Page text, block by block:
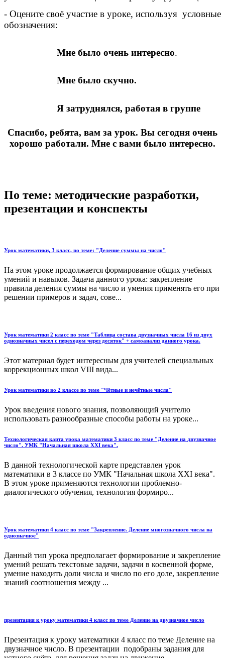
- Оцените своё участие в уроке, используя условные
обозначения:
Мне было очень интересно.
Мне было скучно.
Я затруднялся, работая в группе
Спасибо, ребята, вам за урок. Вы сегодня очень
хорошо работали. Мне с вами было интересно.
По теме: методические разработки,
презентации и конспекты
Урок математики, 3 класс, по теме: "Деление суммы на число"
На этом уроке продолжается формирование общих учебных
умений и навыков. Задача данного урока: закрепление
правила деления суммы на число и умения применять его при
решении примеров и задач, сове...
Урок математики 2 класс по теме "Таблица состава двузначных числа 16 из двух
однозначных чисел с переходом через десяток" + самоанализ данного урока.
Этот материал будет интересным для учителей специальных
коррекционных школ VIII вида...
Урок математики во 2 классе по теме "Чётные и нечётные числа"
Урок введения нового знания, позволяющий учителю
использовать разнообразные способы работы на уроке...
Технологическая карта урока математики 3 класс по теме "Деление на двузначное
число". УМК "Начальная школа XXI века".
В данной технологической карте представлен урок
математики в 3 классе по УМК "Начальная школа XXI века".
В этом уроке применяются технологии проблемно-
диалогического обучения, технология формиро...
Урок математики 4 класс по теме "Закрепление. Деление многозначного числа на
однозначное"
Данный тип урока предполагает формирование и закрепление
умений решать текстовые задачи, задачи в косвенной форме,
умение находить доли числа и число по его доле, закрепление
знаний соотношения между ...
презентация к уроку математики 4 класс по теме Деление на двузначное число
Презентация к уроку математики 4 класс по теме Деление на
двузначное число. В презентации подобраны задания для